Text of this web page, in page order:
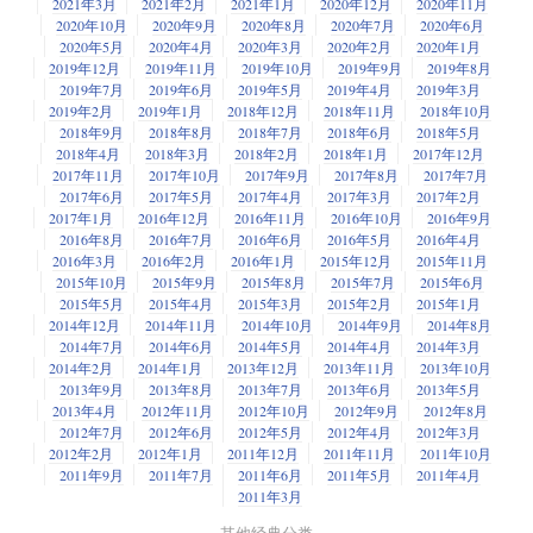
2020年10月
2020年9月 2020年8月 2020年7月
2020年6月
2020年5月
2020年4月 2020年3月 2020年2月
2020年1月
2019年12月
2019年11月 2019年10月 2019年9月
2019年8月
2019年7月
2019年6月 2019年5月 2019年4月
2019年3月
2019年2月
2019年1月 2018年12月 2018年11月
2018年10月
2018年9月
2018年8月 2018年7月 2018年6月
2018年5月
2018年4月
2018年3月 2018年2月 2018年1月
2017年12月
2017年11月
2017年10月 2017年9月 2017年8月
2017年7月
2017年6月
2017年5月 2017年4月 2017年3月
2017年2月
2017年1月
2016年12月 2016年11月 2016年10月
2016年9月
2016年8月
2016年7月 2016年6月 2016年5月
2016年4月
2016年3月
2016年2月 2016年1月 2015年12月
2015年11月
2015年10月
2015年9月 2015年8月 2015年7月
2015年6月
2015年5月
2015年4月 2015年3月 2015年2月
2015年1月
2014年12月
2014年11月 2014年10月 2014年9月
2014年8月
2014年7月
2014年6月 2014年5月 2014年4月
2014年3月
2014年2月
2014年1月 2013年12月 2013年11月
2013年10月
2013年9月
2013年8月 2013年7月 2013年6月
2013年5月
2013年4月
2012年11月 2012年10月 2012年9月
2012年8月
2012年7月
2012年6月 2012年5月 2012年4月
2012年3月
2012年2月
2012年1月 2011年12月 2011年11月
2011年10月
2011年9月
2011年7月 2011年6月 2011年5月
2011年4月
2011年3月